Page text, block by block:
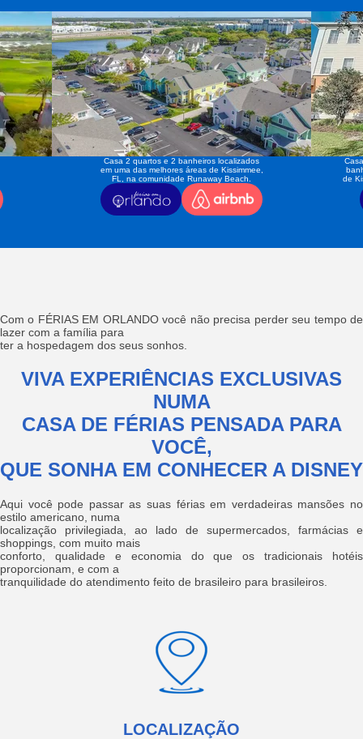
Casa 2 quartos e 2 banheiros localizados
em uma das melhores áreas de Kissimmee,
FL, na comunidade Runaway Beach.
de
Com o FÉRIAS EM ORLANDO você não precisa perder seu tempo de
lazer com a família para
ter a hospedagem dos seus sonhos.
VIVA EXPERIÊNCIAS EXCLUSIVAS
NUMA
CASA DE FÉRIAS PENSADA PARA
VOCÊ,
QUE SONHA EM CONHECER A DISNEY
Aqui você pode passar as suas férias em verdadeiras mansões no
estilo americano, numa
localização privilegiada, ao lado de supermercados, farmácias e
shoppings, com muito mais
conforto, qualidade e economia do que os tradicionais hotéis
proporcionam, e com a
tranquilidade do atendimento feito de brasileiro para brasileiros.
LOCALIZAÇÃO